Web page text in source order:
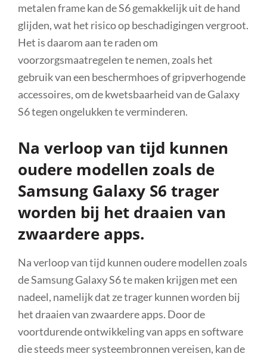
metalen frame kan de S6 gemakkelijk uit de hand
glijden, wat het risico op beschadigingen vergroot.
Het is daarom aan te raden om
voorzorgsmaatregelen te nemen, zoals het
gebruik van een beschermhoes of gripverhogende
accessoires, om de kwetsbaarheid van de Galaxy
S6 tegen ongelukken te verminderen.
Na verloop van tijd kunnen
oudere modellen zoals de
Samsung Galaxy S6 trager
worden bij het draaien van
zwaardere apps.
Na verloop van tijd kunnen oudere modellen zoals
de Samsung Galaxy S6 te maken krijgen met een
nadeel, namelijk dat ze trager kunnen worden bij
het draaien van zwaardere apps. Door de
voortdurende ontwikkeling van apps en software
die steeds meer systeembronnen vereisen, kan de